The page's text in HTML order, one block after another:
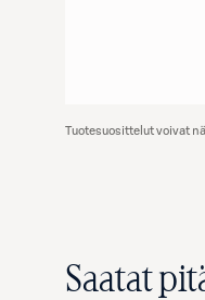
Tuotesuosittelut voivat
Saatat